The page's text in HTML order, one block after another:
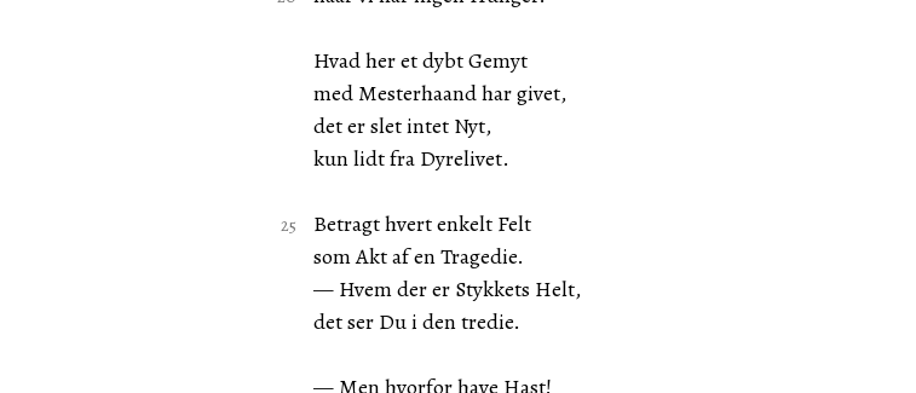
Hvad her et dybt Gemyt
med Mesterhaand har givet,
det er slet intet Nyt,
kun lidt fra Dyrelivet.
Betragt hvert enkelt Felt
som Akt af en Tragedie.
— Hvem der er Stykkets Helt,
det ser Du i den tredie.
— Men hvorfor have Hast!